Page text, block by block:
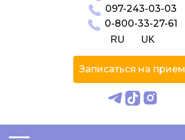
097-243-03-03
0-800-33-27-61
RU UK
Записаться на прием